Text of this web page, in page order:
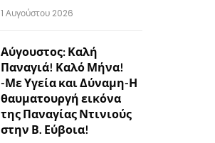
1 Αυγούστου 2026
Αύγουστος: Καλή
Παναγιά! Καλό Μήνα!
-Με Υγεία και Δύναμη-Η
θαυματουργή εικόνα
της Παναγίας Ντινιούς
στην Β. Εύβοια!